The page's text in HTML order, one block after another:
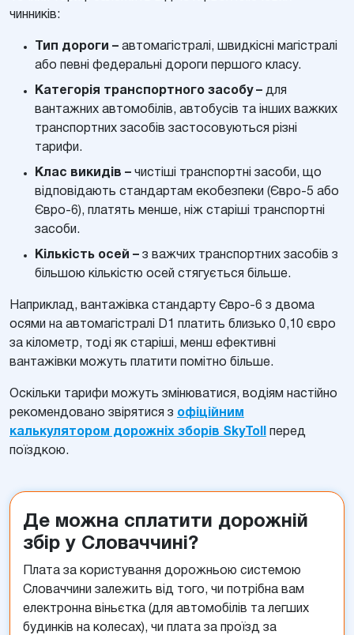
чинників:
Тип дороги – автомагістралі, швидкісні магістралі
або певні федеральні дороги першого класу.
Категорія транспортного засобу – для
вантажних автомобілів, автобусів та інших важких
транспортних засобів застосовуються різні
тарифи.
Клас викидів – чистіші транспортні засоби, що
відповідають стандартам екобезпеки (Євро-5 або
Євро-6), платять менше, ніж старіші транспортні
засоби.
Кількість осей – з важчих транспортних засобів з
більшою кількістю осей стягується більше.
Наприклад, вантажівка стандарту Євро-6 з двома
осями на автомагістралі D1 платить близько 0,10 євро
за кілометр, тоді як старіші, менш ефективні
вантажівки можуть платити помітно більше.
Оскільки тарифи можуть змінюватися, водіям настійно
рекомендовано звірятися з офіційним
калькулятором дорожніх зборів SkyToll
перед
поїздкою.
Де можна сплатити дорожній
збір у Словаччині?
Плата за користування дорожньою системою
Словаччини залежить від того, чи потрібна вам
електронна віньєтка (для автомобілів та легших
будинків на колесах), чи плата за проїзд за